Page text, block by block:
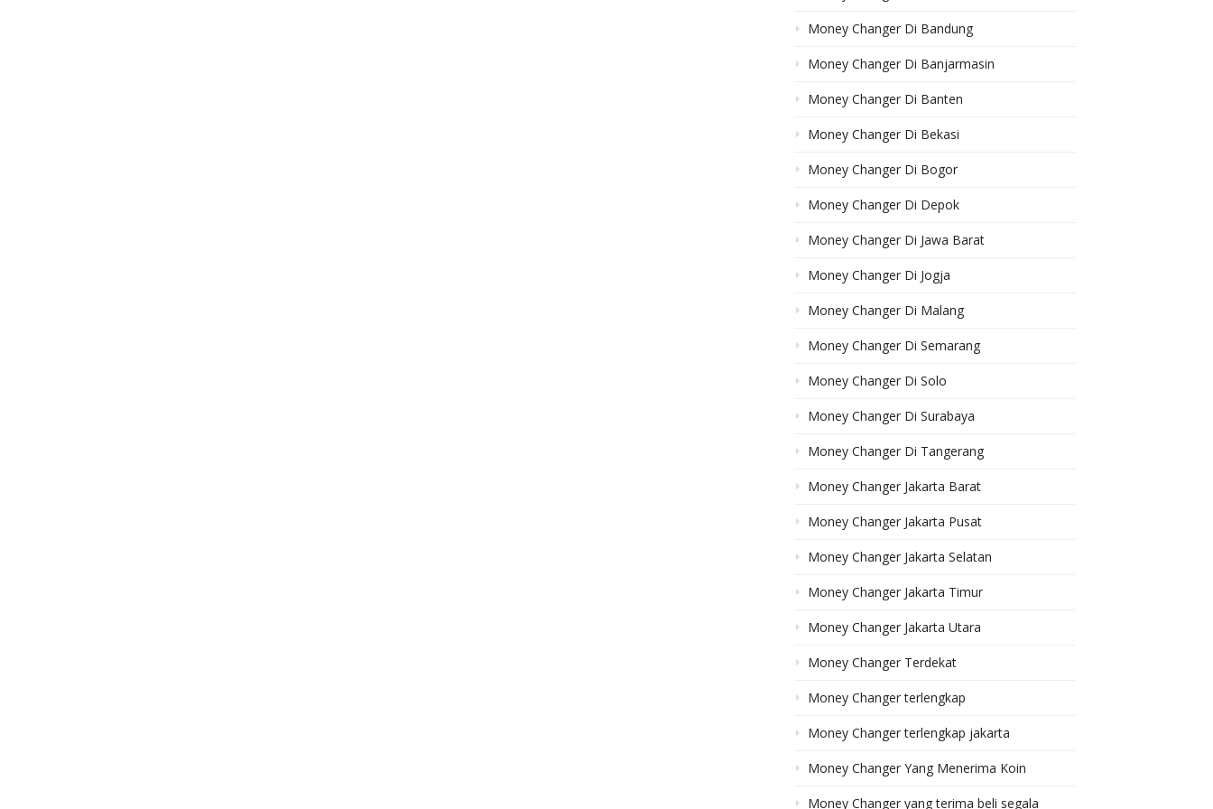
Money Changer Di Bandung
Money Changer Di Banjarmasin
Money Changer Di Banten
Money Changer Di Bekasi
Money Changer Di Bogor
Money Changer Di Depok
Money Changer Di Jawa Barat
Money Changer Di Jogja
Money Changer Di Malang
Money Changer Di Semarang
Money Changer Di Solo
Money Changer Di Surabaya
Money Changer Di Tangerang
Money Changer Jakarta Barat
Money Changer Jakarta Pusat
Money Changer Jakarta Selatan
Money Changer Jakarta Timur
Money Changer Jakarta Utara
Money Changer Terdekat
Money Changer terlengkap
Money Changer terlengkap jakarta
Money Changer Yang Menerima Koin
Money Changer yang terima beli segala